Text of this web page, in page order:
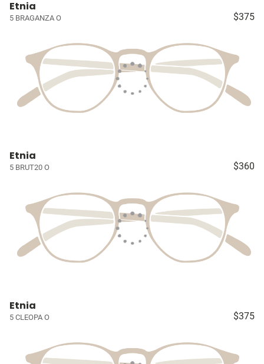
Etnia
5 BRAGANZA O $375
Etnia
5 BRUT20 O $360
Etnia
5 CLEOPA O $375